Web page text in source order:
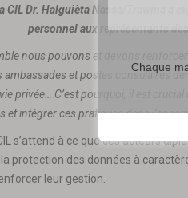
CIL Dr. Halguièta Nassa/Trawina a
personnel aux représentants
nous pouvons et devons
ambassades et postes consulaires
privée… C’est pourquoi, il est
et intégrer ces pratiques dans
s’attend à ce que ces acteurs
protection des données à
leur gestion.
Chaque